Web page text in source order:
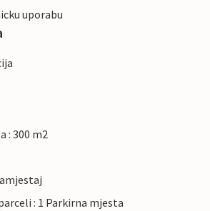
uporabu
: 300 m2
: 1 Parkirna mjesta